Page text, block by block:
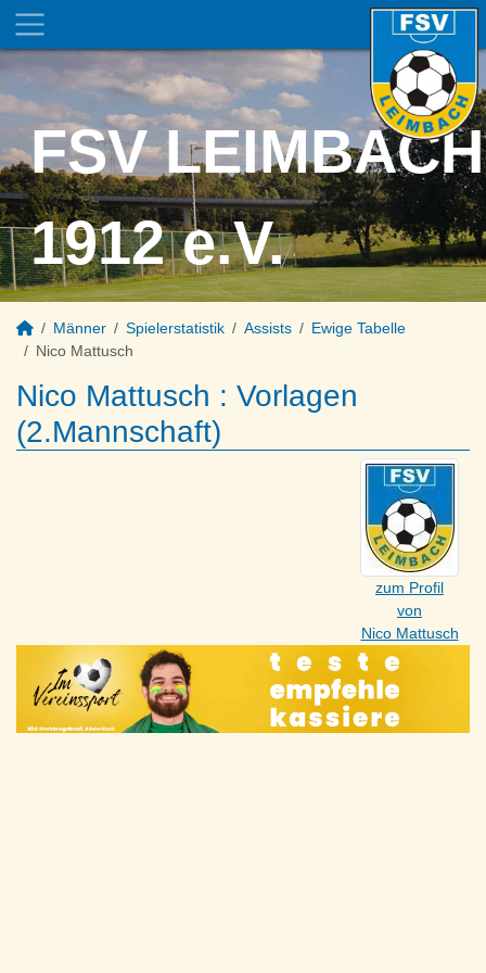
FSV LEIMBACH
1912 e.V.
Männer Spielerstatistik Assists
Ewige Tabelle
Nico Mattusch
Nico Mattusch : Vorlagen
(2.Mannschaft)
zum Profil
von
Nico Mattusch